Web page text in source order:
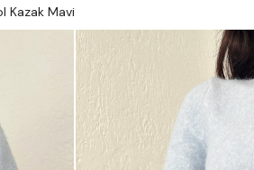
Kazak Mavi